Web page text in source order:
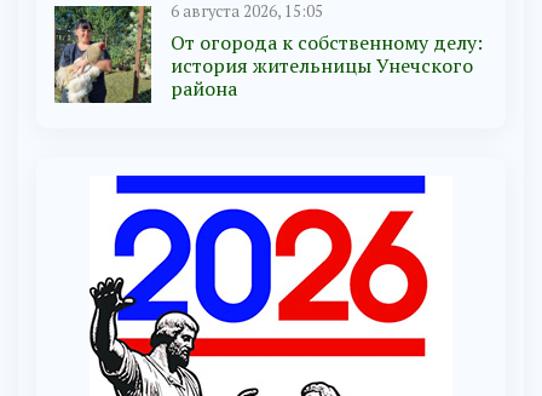
6 августа 2026, 15:05
От огорода к собственному делу:
история жительницы Унечского
района